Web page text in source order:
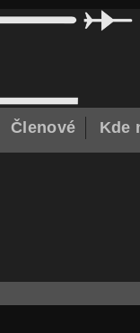
Členové Kde